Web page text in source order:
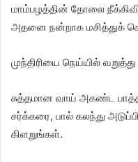
மாம்பழத்‌தி‌ன் தோலை
அதனை நன்றாக மசித்துக்
முந்திரியை நெய்யில்
சு‌த்தமான வா‌ய் அக‌ண்ட
சர்க்கரை, பால் கலந்து
கிளறுங்கள்.